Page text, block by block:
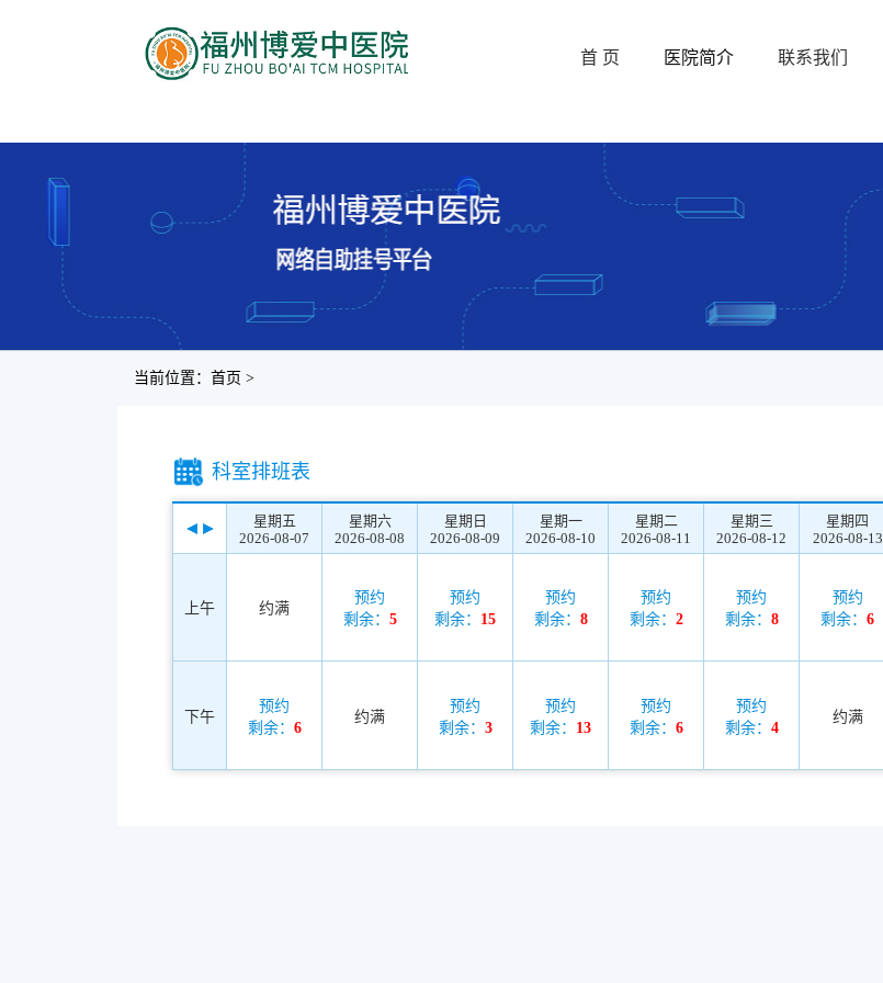
首 页 医院简介 联系我们
当前位置：首页 >
科室排班表
星期五
2026-08-07
星期六
2026-08-08
星期日
2026-08-09
星期一
2026-08-10
星期二
2026-08-11
星期三
2026-08-12
星期四
2026-08-13
上午 约满
预约
剩余： 5
预约
剩余： 15
预约
剩余： 8
预约
剩余： 2
预约
剩余： 8
预约
剩余： 6
下午
预约
剩余： 6
约满
预约
剩余： 3
预约
剩余： 13
预约
剩余： 6
预约
剩余： 4
约满